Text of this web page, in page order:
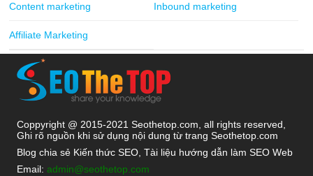
Content marketing Inbound marketing
Affiliate Marketing
Coppyright @ 2015-2021 Seothetop.com, all rights reserved,
Ghi rõ nguồn khi sử dụng nội dung từ trang Seothetop.com
Blog chia sẻ Kiến thức SEO, Tài liệu hướng dẫn làm SEO Web
Email: admin@seothetop.com